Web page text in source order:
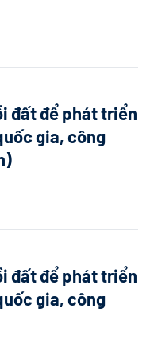
đất để phát triển
gia, công
đất để phát triển
gia, công